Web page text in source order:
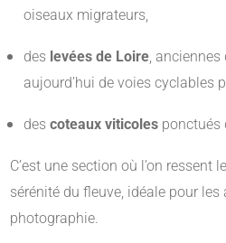
oiseaux migrateurs,
des levées de Loire,
aujourd’hui de voies cyclables
des coteaux viticoles ponctués
C’est une section où l’on ressent
sérénité du fleuve, idéale pour
photographie.